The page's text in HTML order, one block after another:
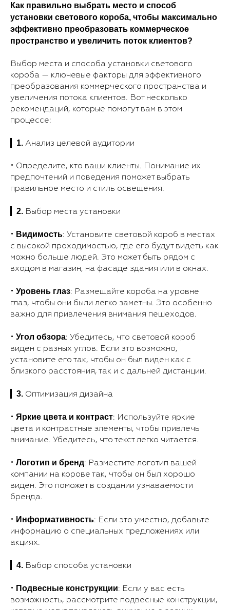
Как правильно выбрать место и способ
установки светового короба, чтобы максимально
эффективно преобразовать коммерческое
пространство и увеличить поток клиентов?
Выбор места и способа установки светового
короба — ключевые факторы для эффективного
преобразования коммерческого пространства и
увеличения потока клиентов. Вот несколько
рекомендаций, которые помогут вам в этом
процессе:
1. Анализ целевой аудитории
• Определите, кто ваши клиенты. Понимание их
предпочтений и поведения поможет выбрать
правильное место и стиль освещения.
2. Выбор места установки
• Видимость: Установите световой короб в местах
с высокой проходимостью, где его будут видеть как
можно больше людей. Это может быть рядом с
входом в магазин, на фасаде здания или в окнах.
• Уровень глаз: Размещайте короба на уровне
глаз, чтобы они были легко заметны. Это особенно
важно для привлечения внимания пешеходов.
• Угол обзора: Убедитесь, что световой короб
виден с разных углов. Если это возможно,
установите его так, чтобы он был виден как с
близкого расстояния, так и с дальней дистанции.
3. Оптимизация дизайна
• Яркие цвета и контраст: Используйте яркие
цвета и контрастные элементы, чтобы привлечь
внимание. Убедитесь, что текст легко читается.
• Логотип и бренд: Разместите логотип вашей
компании на корове так, чтобы он был хорошо
виден. Это поможет в создании узнаваемости
бренда.
• Информативность: Если это уместно, добавьте
информацию о специальных предложениях или
акциях.
4. Выбор способа установки
• Подвесные конструкции: Если у вас есть
возможность, рассмотрите подвесные конструкции,